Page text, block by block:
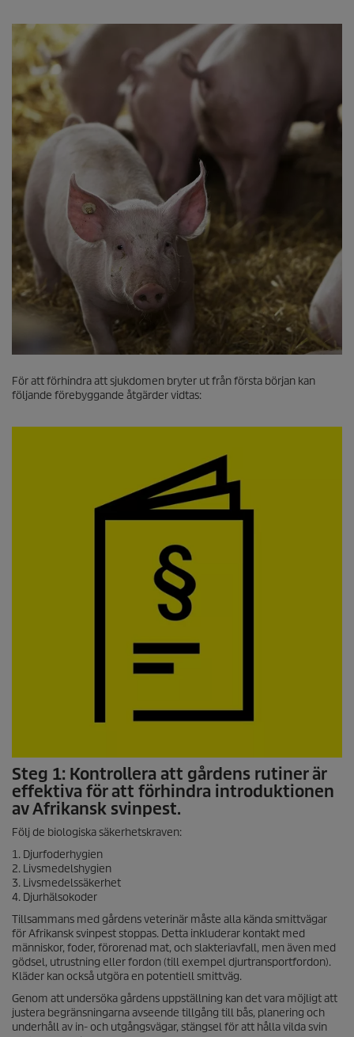
För att förhindra att sjukdomen bryter ut från första början kan
följande förebyggande åtgärder vidtas:
Steg 1: Kontrollera att gårdens rutiner är
effektiva för att förhindra introduktionen
av Afrikansk svinpest.
Följ de biologiska säkerhetskraven:
1. Djurfoderhygien
2. Livsmedelshygien
3. Livsmedelssäkerhet
4. Djurhälsokoder
Tillsammans med gårdens veterinär måste alla kända smittvägar
för Afrikansk svinpest stoppas. Detta inkluderar kontakt med
människor, foder, förorenad mat, och slakteriavfall, men även med
gödsel, utrustning eller fordon (till exempel djurtransportfordon).
Kläder kan också utgöra en potentiell smittväg.
Genom att undersöka gårdens uppställning kan det vara möjligt att
justera begränsningarna avseende tillgång till bås, planering och
underhåll av in- och utgångsvägar, stängsel för att hålla vilda svin